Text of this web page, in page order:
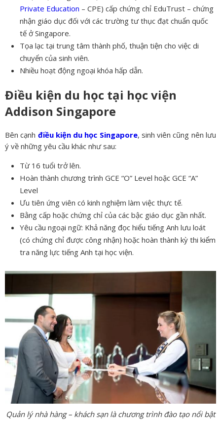
Private Education – CPE) cấp chứng chỉ EduTrust – chứng
nhận giáo dục đối với các trường tư thục đạt chuẩn quốc
tế ở Singapore.
Tọa lạc tại trung tâm thành phố, thuận tiện cho việc di
chuyển của sinh viên.
Nhiều hoạt động ngoại khóa hấp dẫn.
Điều kiện du học tại học viện
Addison Singapore
Bên cạnh điều kiện du học Singapore, sinh viên cũng nên lưu
ý về những yêu cầu khác như sau:
Từ 16 tuổi trở lên.
Hoàn thành chương trình GCE “O” Level hoặc GCE “A”
Level
Ưu tiên ứng viên có kinh nghiệm làm việc thực tế.
Bằng cấp hoặc chứng chỉ của các bậc giáo dục gần nhất.
Yêu cầu ngoại ngữ: Khả năng đọc hiểu tiếng Anh lưu loát
(có chứng chỉ được công nhận) hoặc hoàn thành kỳ thi kiểm
tra năng lực tiếng Anh tại học viện.
Quản lý nhà hàng – khách sạn là chương trình đào tạo nổi bật